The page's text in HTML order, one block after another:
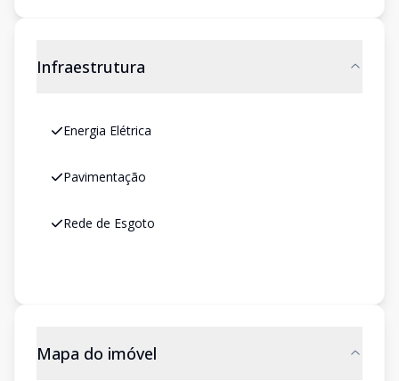
Infraestrutura
Energia Elétrica
Pavimentação
Rede de Esgoto
Mapa do imóvel